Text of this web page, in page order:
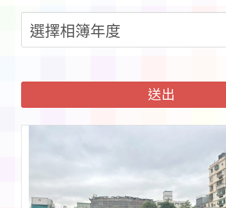
告(不再辦理後續甄選)
賽實施要點」1份
本市「115學年度學生
程安排一案
「桃園市補助參觀特色
送出